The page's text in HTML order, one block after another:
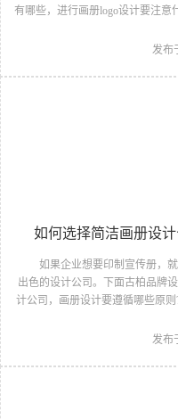
有哪些，进行画册logo设计要
的特征,并把它鲜明地表现出来,将
趣。 2.以小见大法：在LOGO
发布
如何选择简洁画册设
如果企业想要印制宣传册，就
出色的设计公司。下面古柏品牌
计公司，画册设计要遵循哪些
与经营状况的企业安全软件，客
公司官网也是体现一家上海宣传
发布